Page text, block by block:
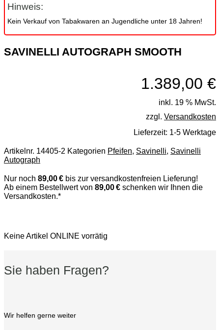
Hinweis:
Kein Verkauf von Tabakwaren an Jugendliche unter 18 Jahren!
SAVINELLI AUTOGRAPH SMOOTH
1.389,00 €
inkl. 19 % MwSt.
zzgl. Versandkosten
Lieferzeit: 1-5 Werktage
Artikelnr. 14405-2 Kategorien Pfeifen, Savinelli, Savinelli
Autograph
Nur noch 89,00 € bis zur versandkostenfreien Lieferung!
Ab einem Bestellwert von 89,00 € schenken wir Ihnen die
Versandkosten.*
Keine Artikel ONLINE vorrätig
Sie haben Fragen?
Wir helfen gerne weiter